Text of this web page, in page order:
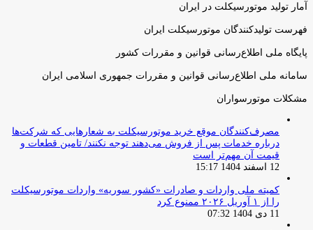
آمار تولید موتورسیکلت در ایران
فهرست تولیدکنندگان موتورسیکلت ایران
پایگاه ملی اطلاع‌رسانی قوانین و مقررات کشور
سامانه ملی اطلاع‌رسانی قوانین و مقررات جمهوری اسلامی ایران
مشکلات موتورسواران
مصرف‌کنندگان موقع خرید موتورسیکلت به شعارهایی که شرکت‌ها
درباره خدمات پس از فروش می‌دهند توجه نکنند/ تامین قطعات و
قیمت آن مهم‌تر است
12 اسفند 1404 15:17
کمیته ملی واردات و صادرات «کشور سوریه» واردات موتورسیکلت
را از ۱ آوریل ۲۰۲۶ ممنوع کرد
11 دی 1404 07:32